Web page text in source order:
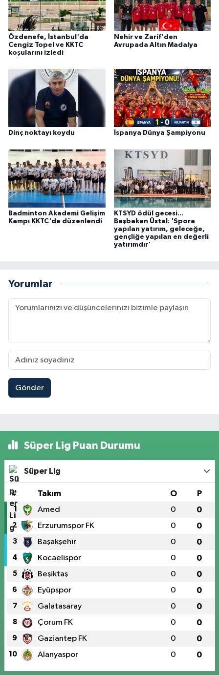
Özdenefe, İstanbul'da
Cengiz Topel ve KKTC
koşularını izledi
Nehir ve Zarif'den
Avrupada Altın Madalya
Dinç noktayı koydu İspanya Dünya Şampiyonu
Badminton Akademi Gelişim
Kampı KKTC'de düzenlendi
KTSYD ödül gecesi...
Başbakan Üstel: 'Spora
yapılan yatırım, geleceğe,
gençliğe yapılan en değerli
yatırımdır'
Yorumlar
Gönder
Süper Lig Puan Durumu
Süper Lig
# Takım O P
1 Amed 0 0
2 Erzurumspor FK 0 0
3 Başakşehir 0 0
4 Kocaelispor 0 0
5 Beşiktaş 0 0
6 Eyüpspor 0 0
7 Galatasaray 0 0
8 Çorum FK 0 0
9 Gaziantep FK 0 0
10 Alanyaspor 0 0